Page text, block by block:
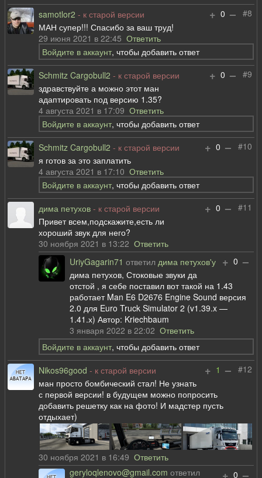
#8
+ 0 –
samotlor2 - к старой версии
МАН супер!!! Спасибо за ваш труд!
29 июня 2021 в 22:45Ответить
Войдите в аккаунт, чтобы добавить ответ
#9
+ 0 –
Schmitz Cargobull2 - к старой версии
здравствуйте а можно этот ман
адаптировать под версию 1.35?
4 августа 2021 в 17:09Ответить
Войдите в аккаунт, чтобы добавить ответ
#10
+ 0 –
Schmitz Cargobull2 - к старой версии
я готов за это заплатить
4 августа 2021 в 17:10Ответить
Войдите в аккаунт, чтобы добавить ответ
#11
+ 0 –
дима петухов - к старой версии
Привет всем,подскажите,есть ли
хороший звук для него?
30 ноября 2021 в 13:22Ответить
+ 0 –
UriyGagarin71 ответилдима петухов'у
дима петухов, Стоковые звуки да
отстой , я себе поставил вот такой на 1.43
работает Man E6 D2676 Engine Sound версия
2.0 для Euro Truck Simulator 2 (v1.39.x —
1.41.х) Автор: Kriechbaum
3 января 2022 в 22:02Ответить
Войдите в аккаунт, чтобы добавить ответ
#12
+ 1 –
Nikos96good - к старой версии
ман просто бомбический стал! Не узнать
с первой версии! в будущем можно попросить
добавить решетку как на фото! И мадстер пусть
отдыхает)
30 ноября 2021 в 16:49Ответить
0
geryloqlenovo@gmail.com ответил